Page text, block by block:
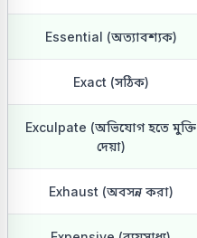
Essential (অত্যাবশ্যক)
Exact (সঠিক)
Exculpate (অভিযোগ হতে মুক্তি
দেয়া)
Exhaust (অবসন্ন করা)